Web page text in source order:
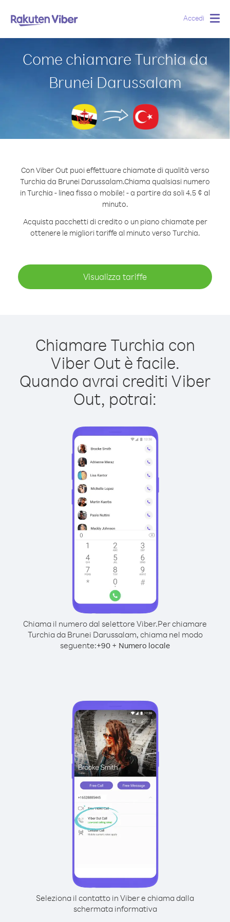
Accedi
Come chiamare Turchia da
Brunei Darussalam
Con Viber Out puoi effettuare chiamate di qualità verso
Turchia da Brunei Darussalam.Chiama qualsiasi numero
in Turchia - linea fissa o mobile! - a partire da soli 4.5 ¢ al
minuto.
Acquista pacchetti di credito o un piano chiamate per
ottenere le migliori tariffe al minuto verso Turchia.
Visualizza tariffe
Chiamare Turchia con
Viber Out è facile.
Quando avrai crediti Viber
Out, potrai:
Chiama il numero dal selettore Viber.Per chiamare
Turchia da Brunei Darussalam, chiama nel modo
seguente:+90 + Numero locale
Seleziona il contatto in Viber e chiama dalla
schermata informativa